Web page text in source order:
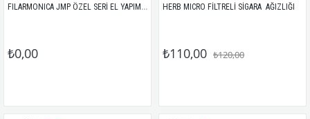
FILARMONICA JMP ÖZEL SERİ EL YAPIMI ÇELİK MAKASI / 8" BÜYÜK
₺0,00
HERB MICRO FİLTRELİ SİGARA  AĞIZLIĞI
₺110,00 ₺120,00